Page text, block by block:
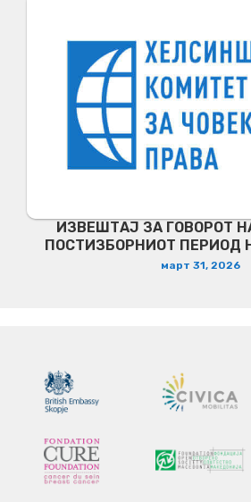
ИЗВЕШТАЈ ЗА ГОВОРОТ
ПОСТИЗБОРНИОТ ПЕРИОД
март 31, 2026